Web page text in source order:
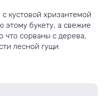
кустовой хризантемой
этому букету, а свежие
что сорваны с дерева,
лесной гущи.